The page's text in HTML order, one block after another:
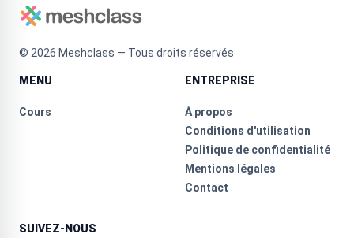
© 2026 Meshclass — Tous droits réservés
MENU
Cours
ENTREPRISE
À propos
Conditions d'utilisation
Politique de confidentialité
Mentions légales
Contact
SUIVEZ-NOUS